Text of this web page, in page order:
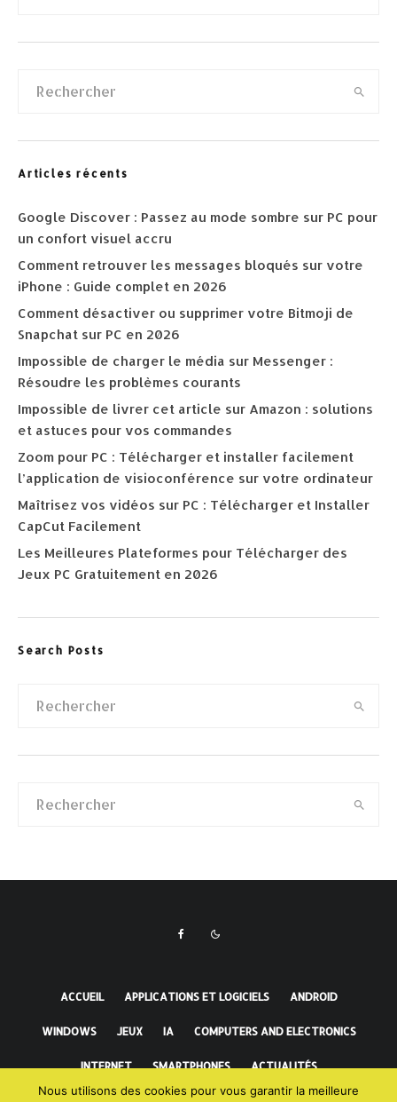
Articles récents
Google Discover : Passez au mode sombre sur PC pour
un confort visuel accru
Comment retrouver les messages bloqués sur votre
iPhone : Guide complet en 2026
Comment désactiver ou supprimer votre Bitmoji de
Snapchat sur PC en 2026
Impossible de charger le média sur Messenger :
Résoudre les problèmes courants
Impossible de livrer cet article sur Amazon : solutions
et astuces pour vos commandes
Zoom pour PC : Télécharger et installer facilement
l’application de visioconférence sur votre ordinateur
Maîtrisez vos vidéos sur PC : Télécharger et Installer
CapCut Facilement
Les Meilleures Plateformes pour Télécharger des
Jeux PC Gratuitement en 2026
Search Posts
ACCUEIL APPLICATIONS ET LOGICIELS ANDROID
WINDOWS JEUX IA COMPUTERS AND ELECTRONICS
INTERNET SMARTPHONES ACTUALITÉS
Nous utilisons des cookies pour vous garantir la meilleure